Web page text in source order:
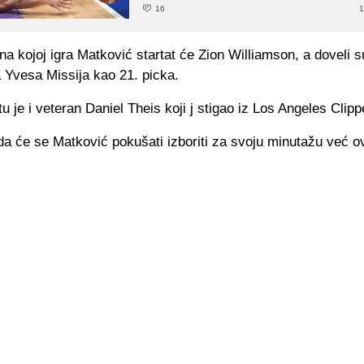
16
kojoj igra Matković startat će Zion Williamson, a doveli
Yvesa Missija kao 21. picka.
je i veteran Daniel Theis koji j stigao iz Los Angeles
će se Matković pokušati izboriti za svoju minutažu već